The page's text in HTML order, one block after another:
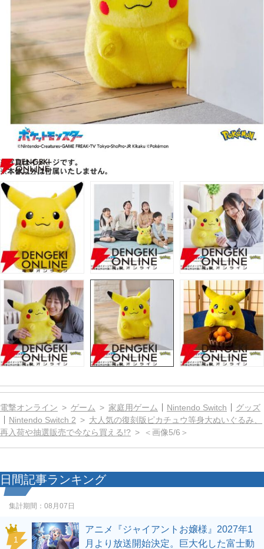
電撃オンライン ゲーム 家庭用ゲーム Nintendo Switch
グッズ
Nintendo Switch 2
大人気の復刻版ピカチュウ等身大ぬいぐるみ、
再入荷や抽選販売で今なら買える!?
＜画像5/6＞
日間記事ランキング
集計期間： 08月07日
1
アニメ『ジャイアントお嬢様』2027年1
月より放送開始決定。巨大化した富士動